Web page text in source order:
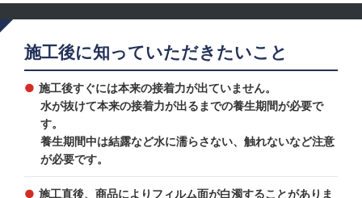
施工後に知っていただきたいこと
施工後すぐには本来の接着力が出ていません。
水が抜けて本来の接着力が出るまでの養生期間が必要で
す。
養生期間中は結露など水に濡らさない、触れないなど注意
が必要です。
施工直後、商品によりフィルム面が白濁することがありま